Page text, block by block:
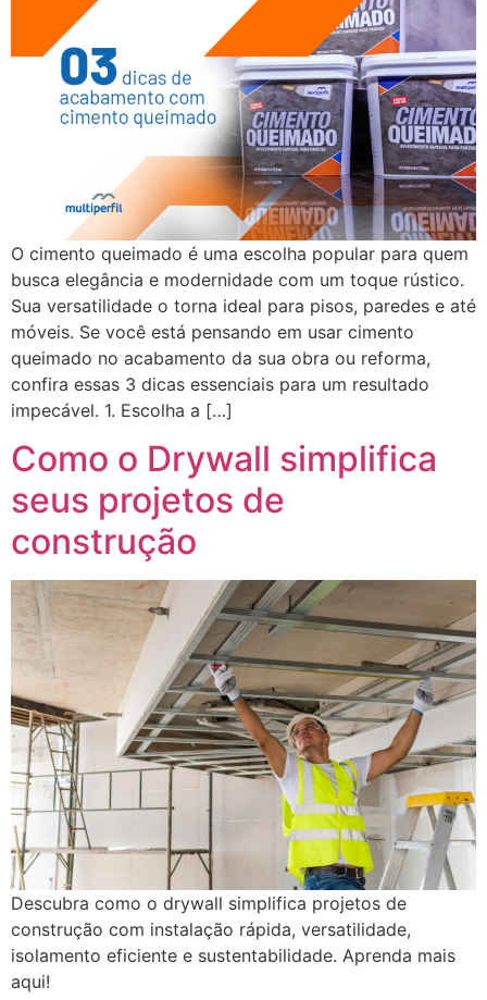
O cimento queimado é uma escolha popular para quem
busca elegância e modernidade com um toque rústico.
Sua versatilidade o torna ideal para pisos, paredes e até
móveis. Se você está pensando em usar cimento
queimado no acabamento da sua obra ou reforma,
confira essas 3 dicas essenciais para um resultado
impecável. 1. Escolha a […]
Como o Drywall simplifica
seus projetos de
construção
Descubra como o drywall simplifica projetos de
construção com instalação rápida, versatilidade,
isolamento eficiente e sustentabilidade. Aprenda mais
aqui!